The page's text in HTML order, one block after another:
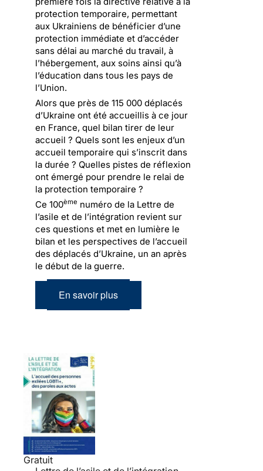
protection temporaire, permettant
aux Ukrainiens de bénéficier d’une
protection immédiate et d’accéder
sans délai au marché du travail, à
l’hébergement, aux soins ainsi qu’à
l’éducation dans tous les pays de
l’Union.
Alors que près de 115 000 déplacés
d’Ukraine ont été accueillis à ce jour
en France, quel bilan tirer de leur
accueil ? Quels sont les enjeux d’un
accueil temporaire qui s’inscrit dans
la durée ? Quelles pistes de réflexion
ont émergé pour prendre le relai de
la protection temporaire ?
Ce 100ème numéro de la Lettre de
l’asile et de l’intégration revient sur
ces questions et met en lumière le
bilan et les perspectives de l’accueil
des déplacés d’Ukraine, un an après
le début de la guerre.
En savoir plus
Gratuit